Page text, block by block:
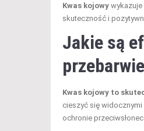
Kwas kojowy wykazuje
skuteczność i
Jakie są
Kwas kojowy to
cieszyć się
ochronie